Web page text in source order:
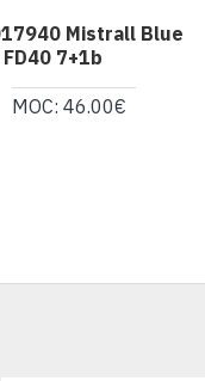
Mistrall Blue
7+1b
MOC: 46.00€